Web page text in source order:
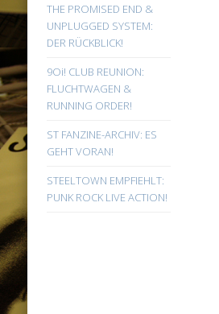
THE PROMISED END &
UNPLUGGED SYSTEM:
DER RÜCKBLICK!
9Oi! CLUB REUNION:
FLUCHTWAGEN &
RUNNING ORDER!
ST FANZINE-ARCHIV: ES
GEHT VORAN!
STEELTOWN EMPFIEHLT:
PUNK ROCK LIVE ACTION!